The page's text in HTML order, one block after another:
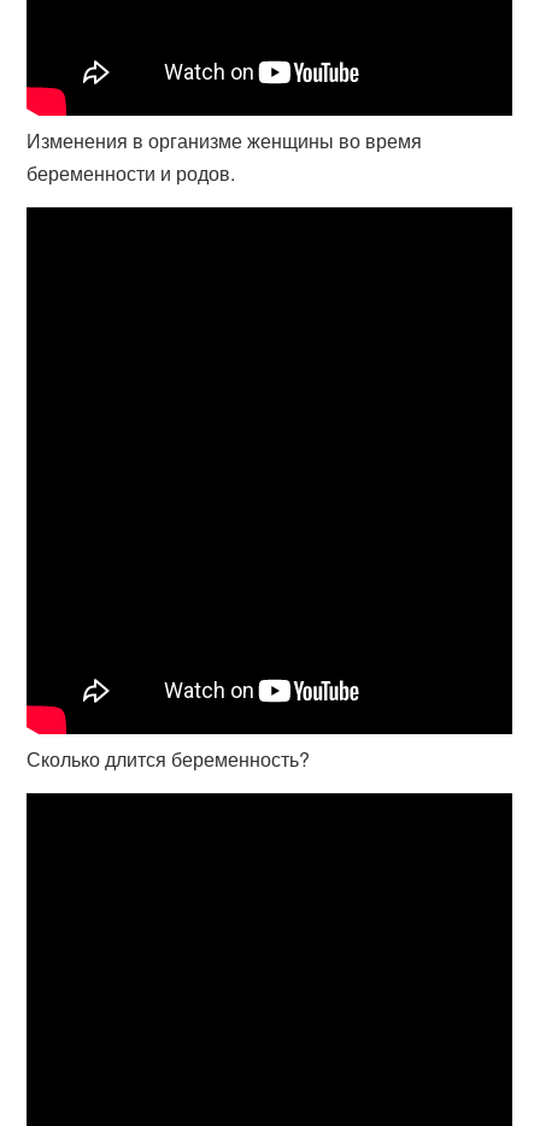
Изменения в организме женщины во время
беременности и родов.
Сколько длится беременность?